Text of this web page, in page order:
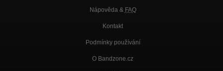
Nápověda & FAQ
Kontakt
Podmínky používání
O Bandzone.cz